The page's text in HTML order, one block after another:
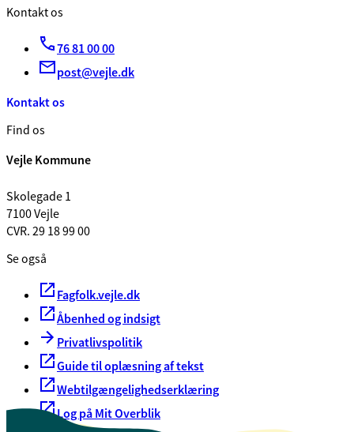
Kontakt os
76 81 00 00
post@vejle.dk
Kontakt os
Find os
Vejle Kommune
Skolegade 1
7100 Vejle
CVR. 29 18 99 00
Se også
Fagfolk.vejle.dk
Åbenhed og indsigt
Privatlivspolitik
Guide til oplæsning af tekst
Webtilgængelighedserklæring
Log på Mit Overblik